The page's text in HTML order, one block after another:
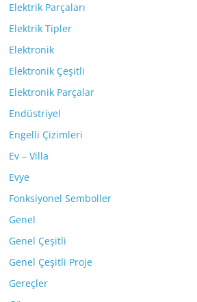
Elektrik Parçaları
Elektrik Tipler
Elektronik
Elektronik Çeşitli
Elektronik Parçalar
Endüstriyel
Engelli Çizimleri
Ev – Villa
Evye
Fonksiyonel Semboller
Genel
Genel Çeşitli
Genel Çeşitli Proje
Gereçler